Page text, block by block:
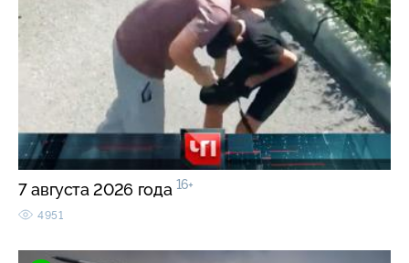
7 августа 2026 года 16+
4951